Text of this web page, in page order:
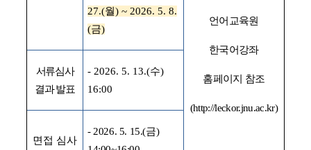
27.(월) ~ 2026. 5. 8.
(금)
언어교육원
한국어강좌
홈페이지 참조
(http://leckor.jnu.ac.kr)
서류심사
결과 발표
- 2026. 5. 13.(수)
16:00
면접 심사
- 2026. 5. 15.(금)